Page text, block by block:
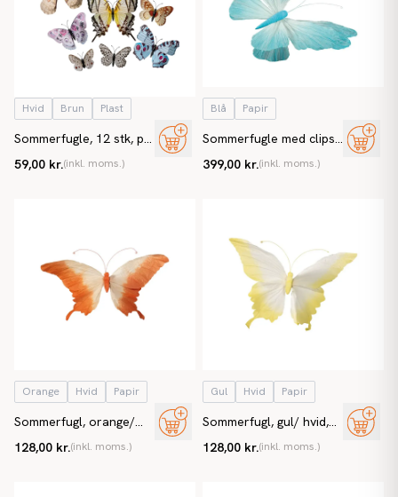
Hvid Brun Plast
Sommerfugle, 12 stk, på
sommerfugle
59,00 kr.(inkl. moms.)
Blå Papir
Sommerfugle med clips,
399,00 kr.(inkl. moms.)
Orange Hvid Papir
Sommerfugl, orange/
128,00 kr.(inkl. moms.)
Gul Hvid Papir
Sommerfugl, gul/ hvid,
128,00 kr.(inkl. moms.)